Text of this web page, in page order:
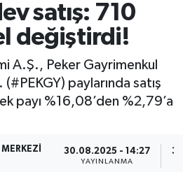
satış: 710
değiştirdi!
A.Ş., Peker Gayrimenkul
(#PEKGY) paylarında satış
payı %16,08’den %2,79’a
30.08.2025 - 14:27
YAYINLANMA
ve Fikstür